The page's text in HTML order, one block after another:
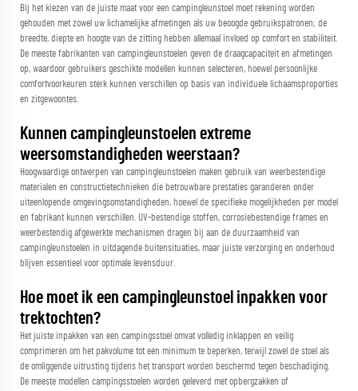
Bij het kiezen van de juiste maat voor een campingleunstoel moet rekening worden
gehouden met zowel uw lichamelijke afmetingen als uw beoogde gebruikspatronen; de
breedte, diepte en hoogte van de zitting hebben allemaal invloed op comfort en stabiliteit.
De meeste fabrikanten van campingleunstoelen geven de draagcapaciteit en afmetingen
op, waardoor gebruikers geschikte modellen kunnen selecteren, hoewel persoonlijke
comfortvoorkeuren sterk kunnen verschillen op basis van individuele lichaamsproporties
en zitgewoontes.
Kunnen campingleunstoelen extreme
weersomstandigheden weerstaan?
Hoogwaardige ontwerpen van campingleunstoelen maken gebruik van weerbestendige
materialen en constructietechnieken die betrouwbare prestaties garanderen onder
uiteenlopende omgevingsomstandigheden, hoewel de specifieke mogelijkheden per model
en fabrikant kunnen verschillen. UV-bestendige stoffen, corrosiebestendige frames en
weerbestendig afgewerkte mechanismen dragen bij aan de duurzaamheid van
campingleunstoelen in uitdagende buitensituaties, maar juiste verzorging en onderhoud
blijven essentieel voor optimale levensduur.
Hoe moet ik een campingleunstoel inpakken voor
trektochten?
Het juiste inpakken van een campingsstoel omvat volledig inklappen en veilig
comprimeren om het pakvolume tot een minimum te beperken, terwijl zowel de stoel als
de omliggende uitrusting tijdens het transport worden beschermd tegen beschadiging.
De meeste modellen campingsstoelen worden geleverd met opbergzakken of